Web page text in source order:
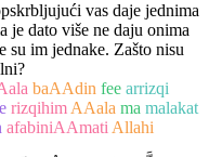
vas daje jednima
je dato više ne daju onima
su im jednake. Zašto nisu
baAAdin fee arrizqi
rizqihim AAala ma malakat
afabiniAAmati Allahi